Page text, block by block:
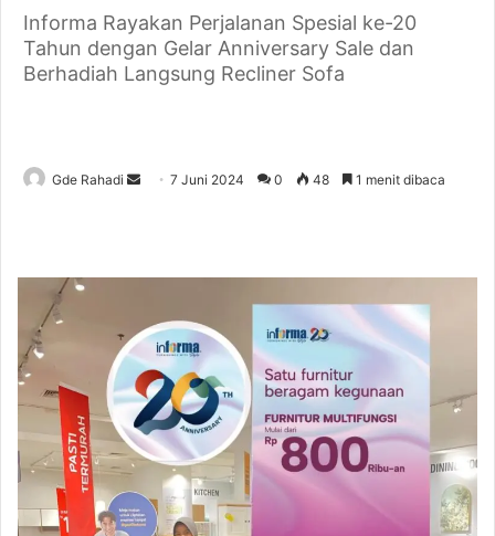
Informa Rayakan Perjalanan Spesial ke-20
Tahun dengan Gelar Anniversary Sale dan
Berhadiah Langsung Recliner Sofa
Gde Rahadi
e
m
a
l
7 Juni 2024 0 48 1 menit dibaca